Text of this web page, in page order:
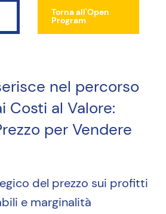
Torna all'Open
Program
nel percorso
Costi al Valore:
per Vendere
del prezzo sui profitti
e marginalità